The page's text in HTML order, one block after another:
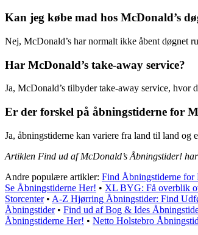
Kan jeg købe mad hos McDonald’s
Nej, McDonald’s har normalt ikke åbent døgnet
Har McDonald’s take-away service?
Ja, McDonald’s tilbyder take-away service, hvor
Er der forskel på åbningstiderne for
Ja, åbningstiderne kan variere fra land til land og
Artiklen Find ud af McDonald’s Åbningstider!
Andre populære artikler: Find Åbningstiderne
Se Åbningstiderne Her! • XL BYG: Få overblik
Storcenter• A-Z Hjørring Åbningstider: Find
Åbningstider• Find ud af Bog & Ides
Åbningstiderne Her! • Netto Holstebro